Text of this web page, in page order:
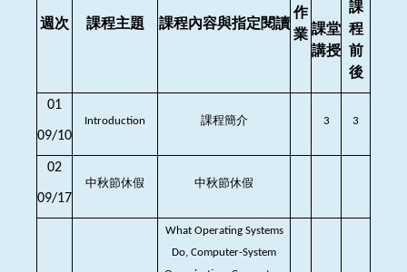
週次 課程主題 課程內容與指定閱讀
作
業 課堂
講授
課
程
前
後
01
09/10
Introduction 課程簡介 3 3
02
09/17
中秋節休假 中秋節休假
What Operating Systems
Do, Computer-System